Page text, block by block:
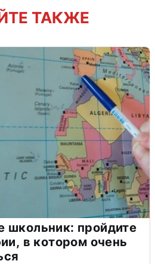
ТАКЖЕ
школьник: пройдите
в котором очень